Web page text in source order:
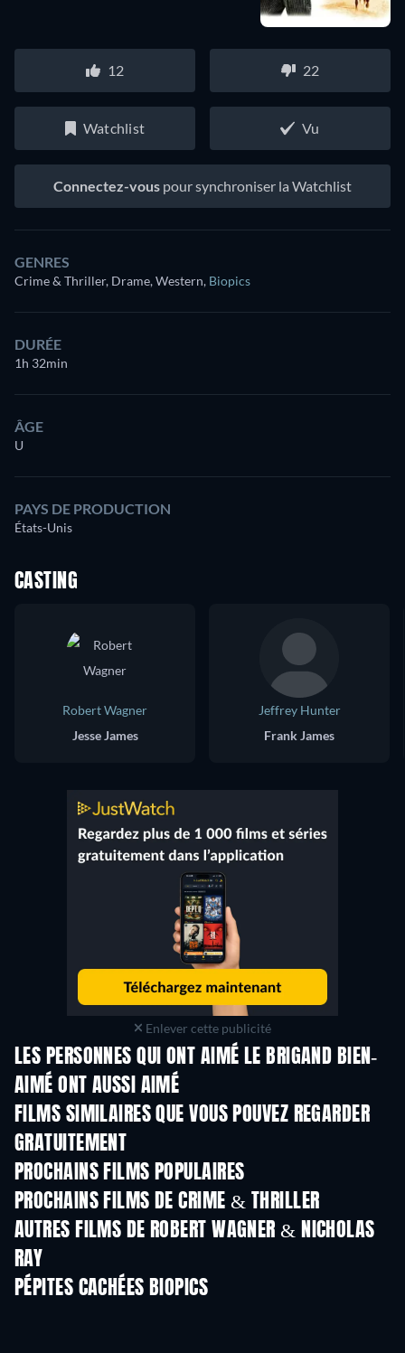
12 22
Watchlist Vu
Connectez-vous pour synchroniser la Watchlist
GENRES
Crime & Thriller, Drame, Western, Biopics
DURÉE
1h 32min
ÂGE
U
PAYS DE PRODUCTION
États-Unis
CASTING
Robert Wagner
Jesse James
Jeffrey Hunter
Frank James
Enlever cette publicité
LES PERSONNES QUI ONT AIMÉ LE BRIGAND BIEN-
AIMÉ ONT AUSSI AIMÉ
FILMS SIMILAIRES QUE VOUS POUVEZ REGARDER
GRATUITEMENT
PROCHAINS FILMS POPULAIRES
PROCHAINS FILMS DE CRIME & THRILLER
AUTRES FILMS DE ROBERT WAGNER & NICHOLAS
RAY
PÉPITES CACHÉES BIOPICS